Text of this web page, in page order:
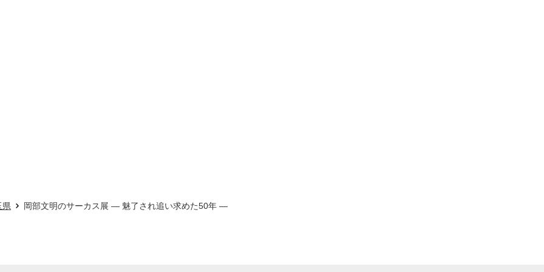
県 岡部文明のサーカス展 ― 魅了され追い求めた50年 ―